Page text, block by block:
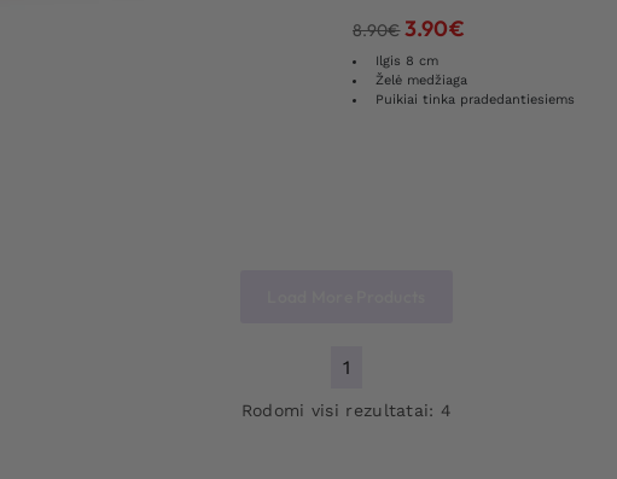
8.90€3.90€
Ilgis 8 cm
Želė medžiaga
Puikiai tinka pradedantiesiems
1
Rodomi visi rezultatai: 4